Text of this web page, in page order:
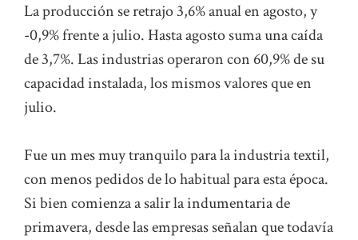
La producción se retrajo 3,6% anual en agosto, y
-0,9% frente a julio. Hasta agosto suma una caída
de 3,7%. Las industrias operaron con 60,9% de su
capacidad instalada, los mismos valores que en
julio.
Fue un mes muy tranquilo para la industria textil,
con menos pedidos de lo habitual para esta época.
Si bien comienza a salir la indumentaria de
primavera, desde las empresas señalan que todavía